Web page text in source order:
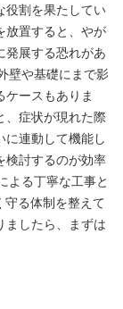
役割を果たしてい
放置すると、やが
発展する恐れがあ
壁や基礎にまで影
ースもありま
、症状が現れた際
連動して機能し
検討するのが効率
よる丁寧な工事と
守る体制を整えて
ましたら、まずは